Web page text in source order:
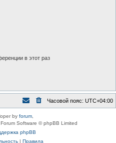
в этот раз
Часовой пояс: UTC+04:00
by forum,
Software © phpBB Limited
phpBB
| Правила